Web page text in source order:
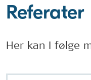
Referater
Her kan I følge